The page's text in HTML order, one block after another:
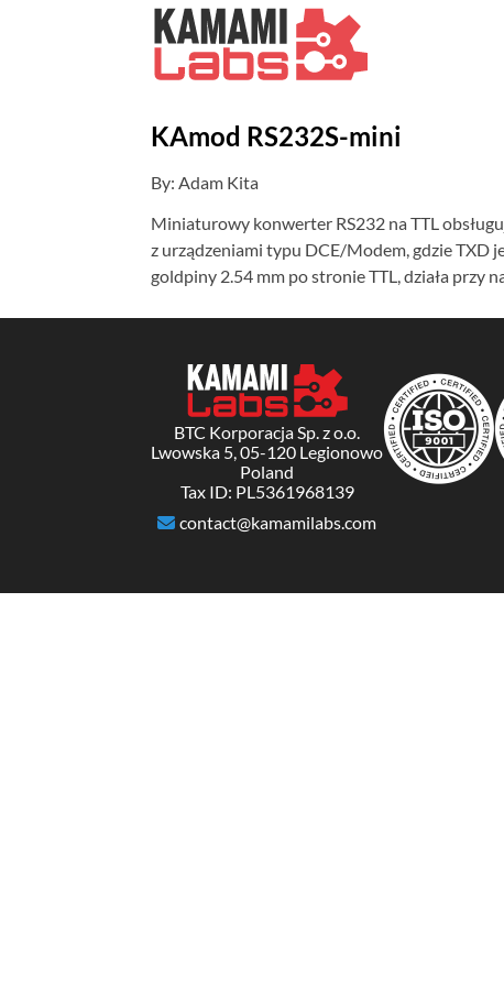
KAmod RS232S-mini
By: Adam Kita
Miniaturowy konwerter RS232 na TTL
z urządzeniami typu DCE/Modem, gdzie TXD
goldpiny 2.54 mm po stronie TTL, działa przy
BTC Korporacja Sp. z o.o.
Lwowska 5, 05-120 Legionowo
Poland
Tax ID: PL5361968139
contact@kamamilabs.com